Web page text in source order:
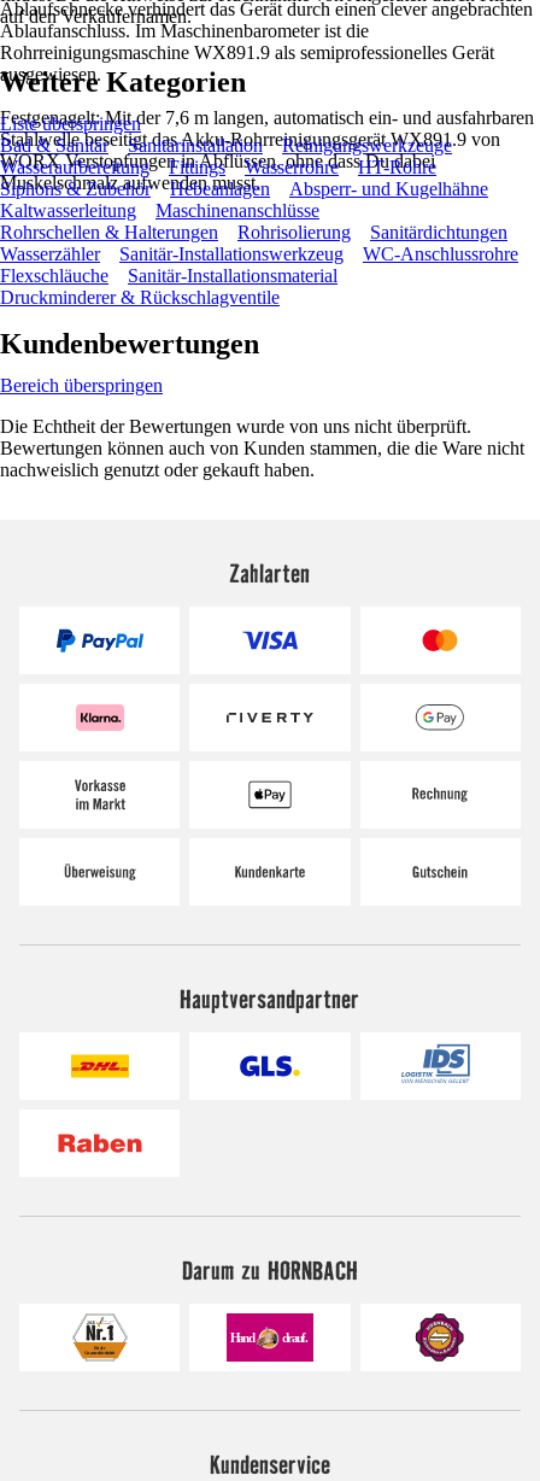
Ablaufschnecke verhindert das Gerät durch einen clever angebrachten
Ablaufanschluss. Im Maschinenbarometer ist die
Rohrreinigungsmaschine WX891.9 als semiprofessionelles Gerät
ausgewiesen.
Festgenagelt: Mit der 7,6 m langen, automatisch ein- und ausfahrbaren
Stahlwelle beseitigt das Akku-Rohrreinigungsgerät WX891.9 von
WORX Verstopfungen in Abflüssen, ohne dass Du dabei
Muskelschmalz aufwenden musst.
auf den Verkäufernamen.
Weitere Kategorien
Liste überspringen
Bad & Sanitär
Sanitärinstallation
Reinigungswerkzeuge
Wasseraufbereitung
Fittings Wasserrohre
HT-Rohre
Siphons & Zubehör
Hebeanlagen
Absperr- und Kugelhähne
Kaltwasserleitung
Maschinenanschlüsse
Rohrschellen & Halterungen
Rohrisolierung
Sanitärdichtungen
Wasserzähler
Sanitär-Installationswerkzeug
WC-Anschlussrohre
Flexschläuche
Sanitär-Installationsmaterial
Druckminderer & Rückschlagventile
Kundenbewertungen
Bereich überspringen
Die Echtheit der Bewertungen wurde von uns nicht überprüft.
Bewertungen können auch von Kunden stammen, die die Ware nicht
nachweislich genutzt oder gekauft haben.
Zahlarten
Hauptversandpartner
Darum zu HORNBACH
Kundenservice